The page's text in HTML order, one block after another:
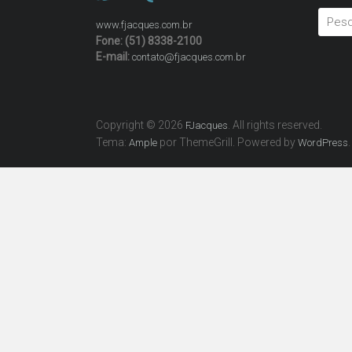
www.fjacques.com.br
Fone: (51) 8338-2100
E-mail: contato@fjacques.com.br
Copyright © 2026 FJacques . All rights reserved.
Tema: Ample por ThemeGrill. Powered by WordPress